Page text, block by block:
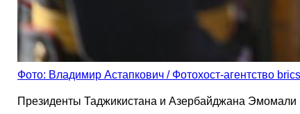
Фото: Владимир Астапкович / Фотохост-агентство
Президенты Таджикистана и Азербайджана